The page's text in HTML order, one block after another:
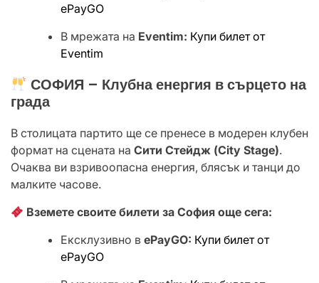
ePayGO
В мрежата на Eventim: Купи билет от
Eventim
СОФИЯ – Клубна енергия в сърцето на
града
В столицата партито ще се пренесе в модерен клубен
формат на сцената на Сити Стейдж (City Stage).
Очаква ви взривоопасна енергия, блясък и танци до
малките часове.
Вземете своите билети за София още сега:
Ексклузивно в ePayGO: Купи билет от
ePayGO